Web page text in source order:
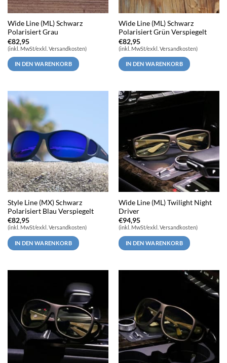
Wide Line (ML) Schwarz
Polarisiert Grau
€82,95
(inkl. MwSt/exkl. Versandkosten)
IN DEN WARENKORB
Wide Line (ML) Schwarz
Polarisiert Grün Verspiegelt
€82,95
(inkl. MwSt/exkl. Versandkosten)
IN DEN WARENKORB
Style Line (MX) Schwarz
Polarisiert Blau Verspiegelt
€82,95
(inkl. MwSt/exkl. Versandkosten)
IN DEN WARENKORB
Wide Line (ML) Twilight Night
Driver
€94,95
(inkl. MwSt/exkl. Versandkosten)
IN DEN WARENKORB